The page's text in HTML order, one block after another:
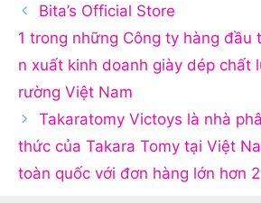
Bita’s Official Store
1 trong những Công ty hàng đầu
n xuất kinh doanh giày dép chất
rường Việt Nam
Takaratomy ️Victoys là nhà
thức của Takara Tomy tại Việt
toàn quốc với đơn hàng lớn hơn